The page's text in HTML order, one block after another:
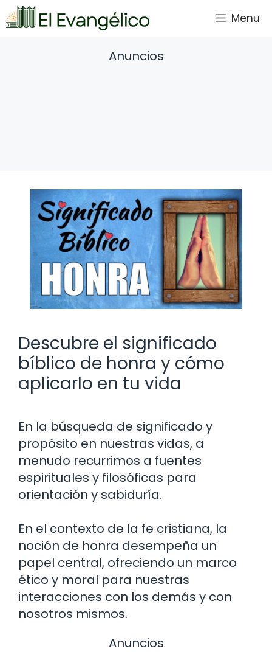
Saltar
al
Menu
Anuncios
Descubre el significado
bíblico de honra y cómo
aplicarlo en tu vida
En la búsqueda de significado y
propósito en nuestras vidas, a
menudo recurrimos a fuentes
espirituales y filosóficas para
orientación y sabiduría.
En el contexto de la fe cristiana, la
noción de honra desempeña un
papel central, ofreciendo un marco
ético y moral para nuestras
interacciones con los demás y con
nosotros mismos.
Anuncios